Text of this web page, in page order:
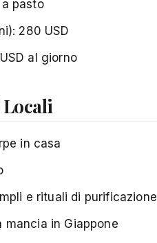
a pasto
280 USD
al giorno
Locali
in casa
e rituali di purificazione
mancia in Giappone